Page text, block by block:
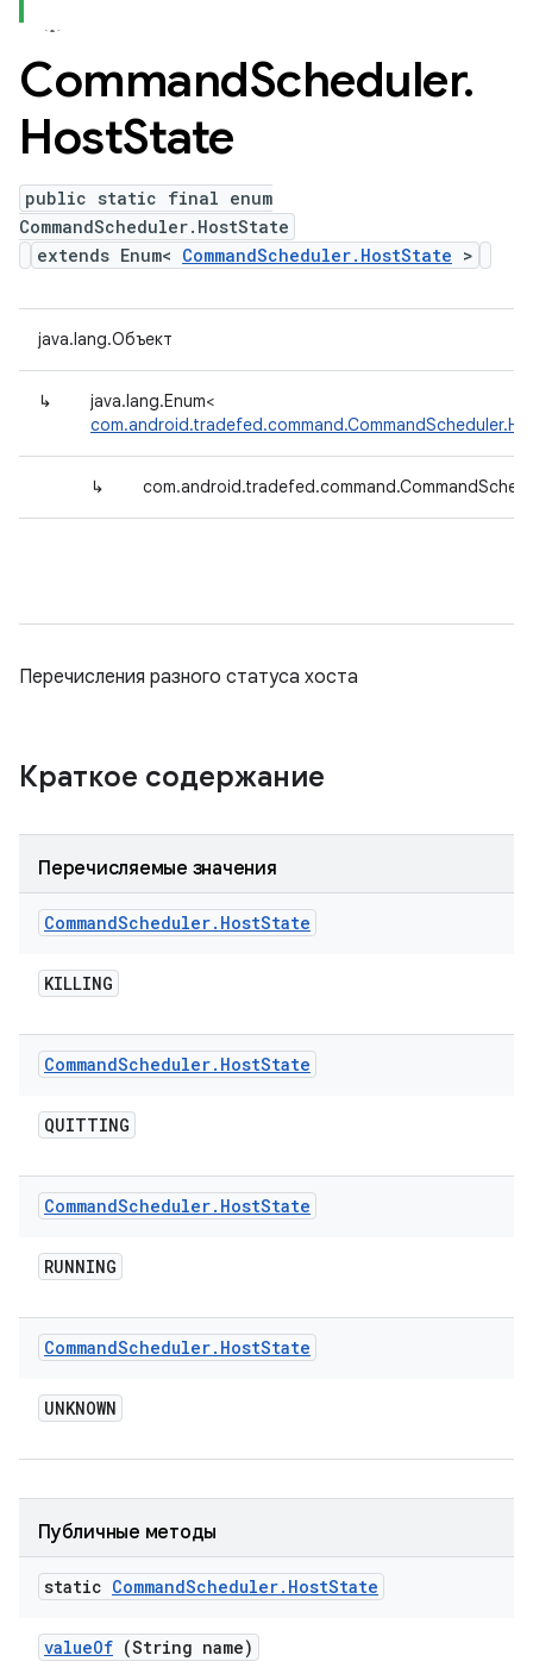
CommandScheduler.
HostState
public static final enum
CommandScheduler.HostState
extends Enum< CommandScheduler.HostState >
java.lang.Объект
↳
java.lang.Enum<
↳
Перечисления разного статуса хоста
Краткое содержание
Перечисляемые значения
CommandScheduler. HostState
KILLING
CommandScheduler. HostState
QUITTING
CommandScheduler. HostState
RUNNING
CommandScheduler. HostState
UNKNOWN
Публичные методы
static CommandScheduler. HostState
valueOf (String name)